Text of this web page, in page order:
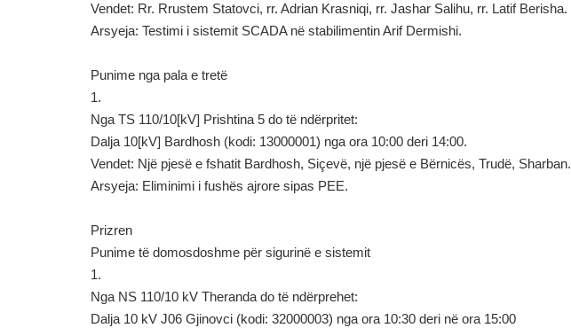
Vendet: Rr. Rrustem Statovci, rr. Adrian Krasniqi, rr. Jashar Salihu, rr. Latif Berisha.
Arsyeja: Testimi i sistemit SCADA në stabilimentin Arif Dermishi.
Punime nga pala e tretë
1.
Nga TS 110/10[kV] Prishtina 5 do të ndërpritet:
Dalja 10[kV] Bardhosh (kodi: 13000001) nga ora 10:00 deri 14:00.
Vendet: Një pjesë e fshatit Bardhosh, Siçevë, një pjesë e Bërnicës, Trudë, Sharban.
Arsyeja: Eliminimi i fushës ajrore sipas PEE.
Prizren
Punime të domosdoshme për sigurinë e sistemit
1.
Nga NS 110/10 kV Theranda do të ndërprehet:
Dalja 10 kV J06 Gjinovci (kodi: 32000003) nga ora 10:30 deri në ora 15:00